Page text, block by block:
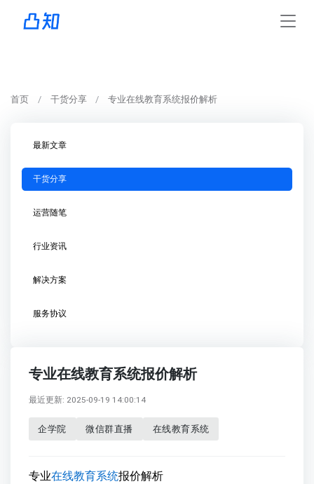
首页 干货分享 专业在线教育系统报价解析
最新文章
干货分享
运营随笔
行业资讯
解决方案
服务协议
专业在线教育系统报价解析
最近更新: 2025-09-19 14:00:14
企学院 微信群直播 在线教育系统
专业在线教育系统报价解析